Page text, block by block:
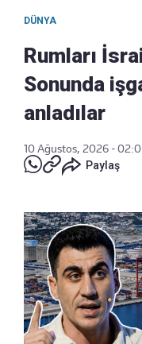
DÜNYA
Rumları
Sonunda
anladılar
10 Ağustos, 2026 -
Paylaş